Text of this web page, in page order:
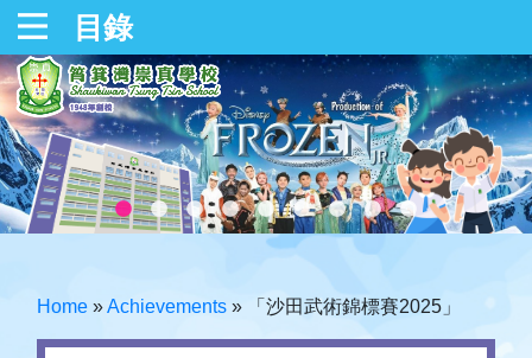
目錄
Home »Achievements » 「沙田武術錦標賽2025」